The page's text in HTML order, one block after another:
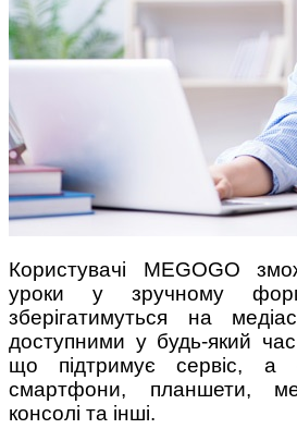
Поради багатодітної мами:
особистісний розвиток в
декреті
Ми запитали у зіркових
мам, яка вона - мамаWOW
Користувачі MEGOGO
уроки у зручному
зберігатимуться на
доступними у будь-який час
що підтримує сервіс, а
смартфони, планшети,
консолі та інші.